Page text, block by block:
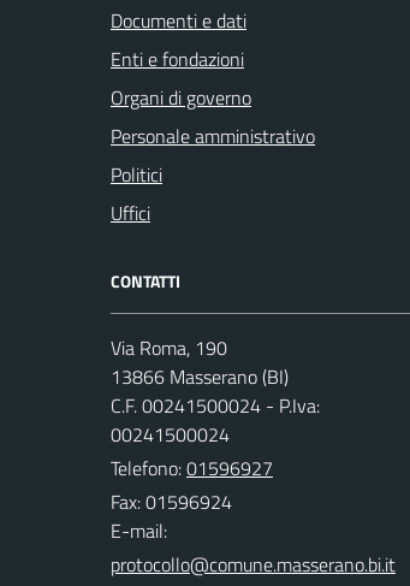
Documenti e dati
Enti e fondazioni
Organi di governo
Personale amministrativo
Politici
Uffici
CONTATTI
Via Roma, 190
13866 Masserano (BI)
C.F. 00241500024 - P.Iva:
00241500024
Telefono:01596927
Fax: 01596924
E-mail: